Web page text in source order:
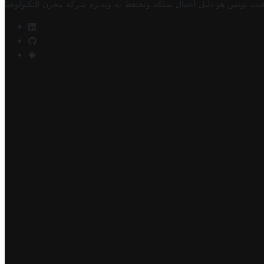
تونس هو دليل أعمال تملكه وتحتفظ به وتديره شركة مخزن التكنولوجيا